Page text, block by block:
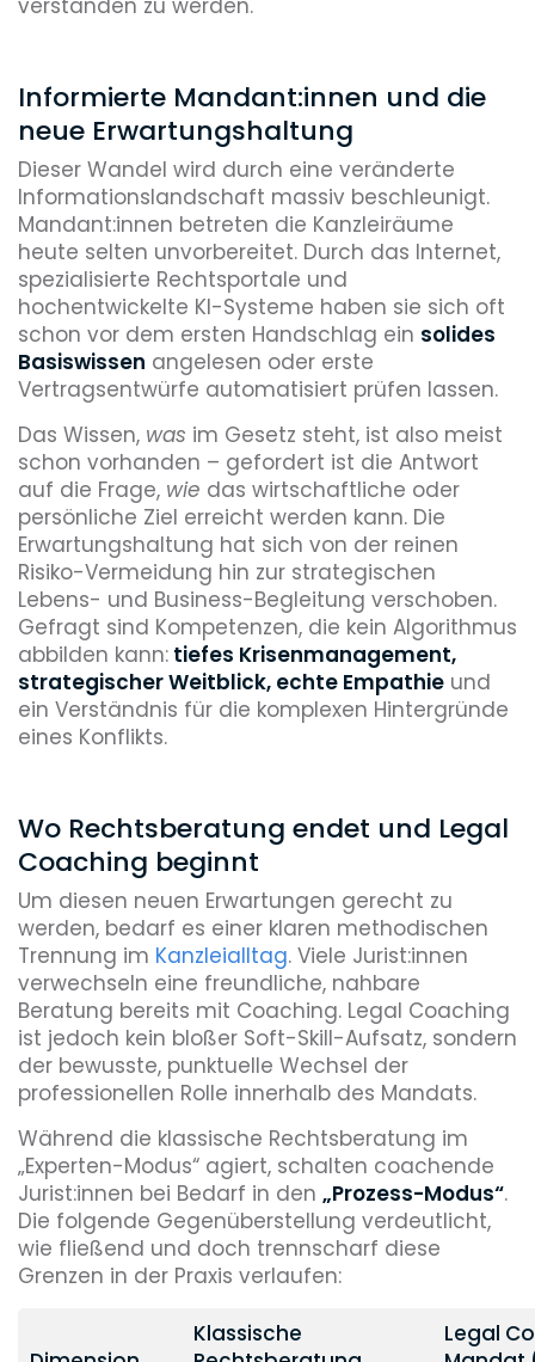
verstanden zu werden.
Informierte Mandant:innen und die
neue Erwartungshaltung
Dieser Wandel wird durch eine veränderte
Informationslandschaft massiv beschleunigt.
Mandant:innen betreten die Kanzleiräume
heute selten unvorbereitet. Durch das Internet,
spezialisierte Rechtsportale und
hochentwickelte KI-Systeme haben sie sich oft
schon vor dem ersten Handschlag ein solides
Basiswissen angelesen oder erste
Vertragsentwürfe automatisiert prüfen lassen.
Das Wissen, was im Gesetz steht, ist also meist
schon vorhanden – gefordert ist die Antwort
auf die Frage, wie das wirtschaftliche oder
persönliche Ziel erreicht werden kann. Die
Erwartungshaltung hat sich von der reinen
Risiko-Vermeidung hin zur strategischen
Lebens- und Business-Begleitung verschoben.
Gefragt sind Kompetenzen, die kein Algorithmus
abbilden kann: tiefes Krisenmanagement,
strategischer Weitblick, echte Empathie und
ein Verständnis für die komplexen Hintergründe
eines Konflikts.
Wo Rechtsberatung endet und Legal
Coaching beginnt
Um diesen neuen Erwartungen gerecht zu
werden, bedarf es einer klaren methodischen
Trennung im Kanzleialltag. Viele Jurist:innen
verwechseln eine freundliche, nahbare
Beratung bereits mit Coaching. Legal Coaching
ist jedoch kein bloßer Soft-Skill-Aufsatz, sondern
der bewusste, punktuelle Wechsel der
professionellen Rolle innerhalb des Mandats.
Während die klassische Rechtsberatung im
„Experten-Modus“ agiert, schalten coachende
Jurist:innen bei Bedarf in den „Prozess-Modus“.
Die folgende Gegenüberstellung verdeutlicht,
wie fließend und doch trennscharf diese
Grenzen in der Praxis verlaufen:
Klassische
Legal